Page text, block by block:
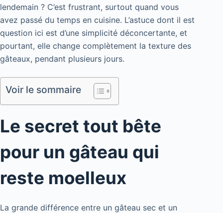
lendemain ? C’est frustrant, surtout quand vous
avez passé du temps en cuisine. L’astuce dont il est
question ici est d’une simplicité déconcertante, et
pourtant, elle change complètement la texture des
gâteaux, pendant plusieurs jours.
Voir le sommaire
Le secret tout bête
pour un gâteau qui
reste moelleux
La grande différence entre un gâteau sec et un